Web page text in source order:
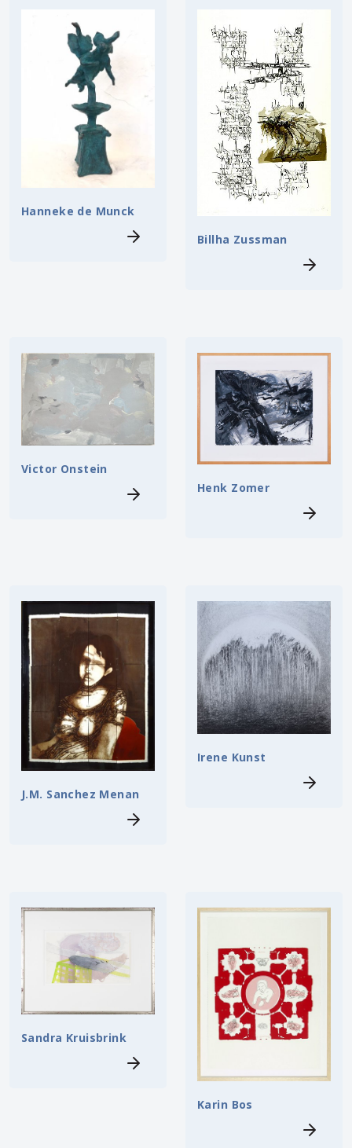
Hanneke de Munck
Billha Zussman
Victor Onstein
Henk Zomer
J.M. Sanchez Menan
Irene Kunst
Sandra Kruisbrink
Karin Bos